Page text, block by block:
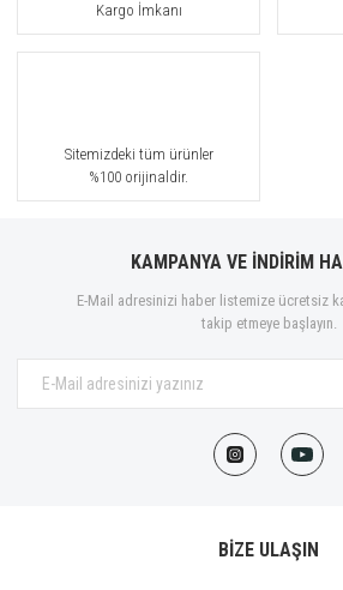
Kargo İmkanı
Sitemizdeki tüm ürünler
%100 orijinaldir.
KAMPANYA VE İNDİRİM
E-Mail adresinizi haber listemize ücretsiz
takip etmeye başlayın.
BİZE ULAŞIN